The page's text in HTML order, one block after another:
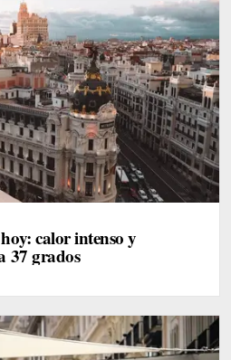
calor intenso y
37 grados